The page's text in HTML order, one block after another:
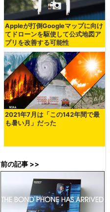
Appleが打倒Googleマップに向け
てドローンを駆使して公式地図ア
プリを改善する可能性
2021年7月は「この142年間で最
も暑い月」だった
前の記事 >>